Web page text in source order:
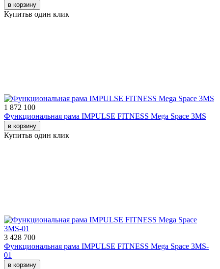
в корзину
Купитьв один клик
1 872 100
Функциональная рама IMPULSE FITNESS Mega Space 3MS
в корзину
Купитьв один клик
3 428 700
Функциональная рама IMPULSE FITNESS Mega Space 3MS-
01
в корзину